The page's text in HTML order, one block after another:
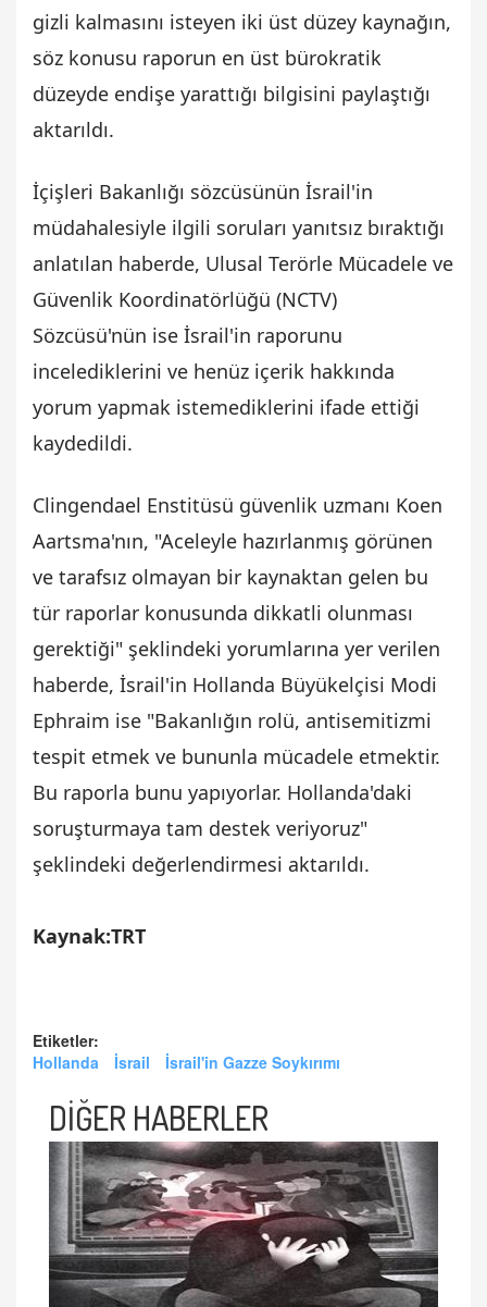
gizli kalmasını isteyen iki üst düzey kaynağın,
söz konusu raporun en üst bürokratik
düzeyde endişe yarattığı bilgisini paylaştığı
aktarıldı.
İçişleri Bakanlığı sözcüsünün İsrail'in
müdahalesiyle ilgili soruları yanıtsız bıraktığı
anlatılan haberde, Ulusal Terörle Mücadele ve
Güvenlik Koordinatörlüğü (NCTV)
Sözcüsü'nün ise İsrail'in raporunu
incelediklerini ve henüz içerik hakkında
yorum yapmak istemediklerini ifade ettiği
kaydedildi.
Clingendael Enstitüsü güvenlik uzmanı Koen
Aartsma'nın, "Aceleyle hazırlanmış görünen
ve tarafsız olmayan bir kaynaktan gelen bu
tür raporlar konusunda dikkatli olunması
gerektiği" şeklindeki yorumlarına yer verilen
haberde, İsrail'in Hollanda Büyükelçisi Modi
Ephraim ise "Bakanlığın rolü, antisemitizmi
tespit etmek ve bununla mücadele etmektir.
Bu raporla bunu yapıyorlar. Hollanda'daki
soruşturmaya tam destek veriyoruz"
şeklindeki değerlendirmesi aktarıldı.
Kaynak:TRT
Etiketler:
Hollanda
İsrail İsrail'in Gazze Soykırımı
DİĞER HABERLER